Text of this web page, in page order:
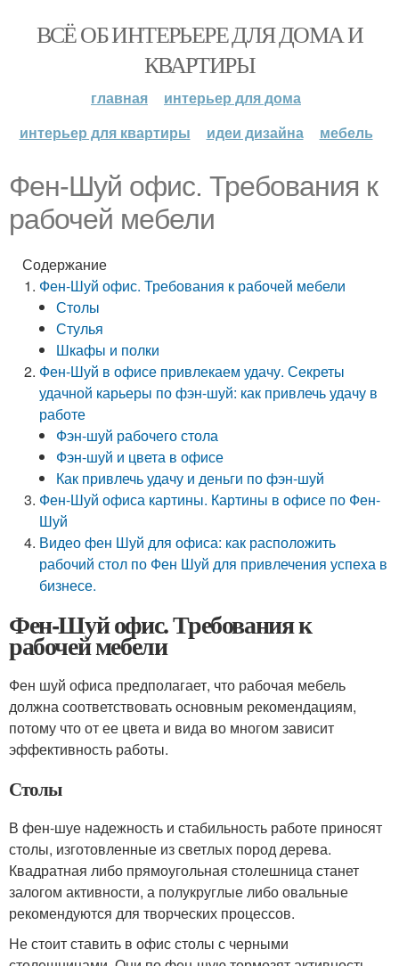
ВСЁ ОБ ИНТЕРЬЕРЕ ДЛЯ ДОМА И
КВАРТИРЫ
главная
интерьер для дома
интерьер для квартиры
идеи дизайна мебель
Фен-Шуй офис. Требования к
рабочей мебели
Содержание
Фен-Шуй офис. Требования к рабочей мебели
Столы
Стулья
Шкафы и полки
Фен-Шуй в офисе привлекаем удачу. Секреты
удачной карьеры по фэн-шуй: как привлечь удачу в
работе
Фэн-шуй рабочего стола
Фэн-шуй и цвета в офисе
Как привлечь удачу и деньги по фэн-шуй
Фен-Шуй офиса картины. Картины в офисе по Фен-
Шуй
Видео фен Шуй для офиса: как расположить
рабочий стол по Фен Шуй для привлечения успеха в
бизнесе.
Фен-Шуй офис. Требования к
рабочей мебели
Фен шуй офиса предполагает, что рабочая мебель
должна соответствовать основным рекомендациям,
потому что от ее цвета и вида во многом зависит
эффективность работы.
Столы
В фен-шуе надежность и стабильность работе приносят
столы, изготовленные из светлых пород дерева.
Квадратная либо прямоугольная столешница станет
залогом активности, а полукруглые либо овальные
рекомендуются для творческих процессов.
Не стоит ставить в офис столы с черными